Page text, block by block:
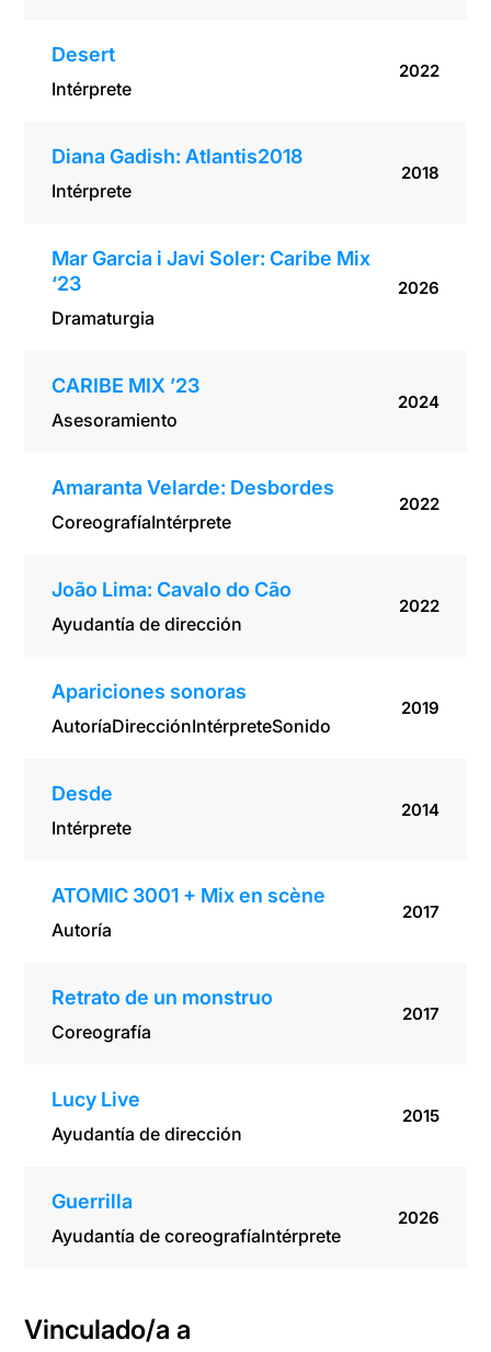
Desert
Intérprete
2022
Diana Gadish: Atlantis2018
Intérprete
2018
Mar Garcia i Javi Soler: Caribe Mix
‘23
Dramaturgia
2026
CARIBE MIX ’23
Asesoramiento
2024
Amaranta Velarde: Desbordes
CoreografíaIntérprete
2022
João Lima: Cavalo do Cão
Ayudantía de dirección
2022
Apariciones sonoras
AutoríaDirecciónIntérpreteSonido
2019
Desde
Intérprete
2014
ATOMIC 3001 + Mix en scène
Autoría
2017
Retrato de un monstruo
Coreografía
2017
Lucy Live
Ayudantía de dirección
2015
Guerrilla
Ayudantía de coreografíaIntérprete
2026
Vinculado/a a